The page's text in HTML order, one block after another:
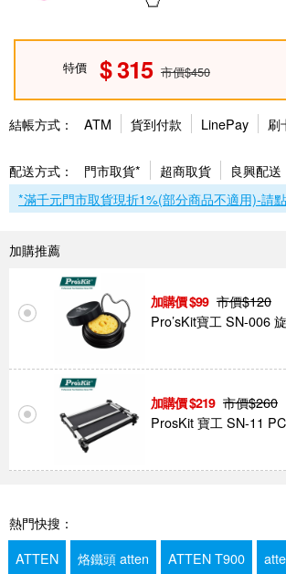
特價 315 市價$450
結帳方式： ATM 貨到付款 LinePay 刷
配送方式： 門市取貨* 超商取貨
良興配送
*滿千元門市取貨現折1%(部分商品不適用)-請
加購推薦
99 市價$120
Pro’sKit寶工 SN-006
219 市價$260
ProsKit 寶工 SN-11
熱門快搜：
ATTEN
烙鐵頭 atten ATTEN T900